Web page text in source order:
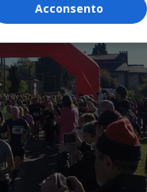
Acconsento